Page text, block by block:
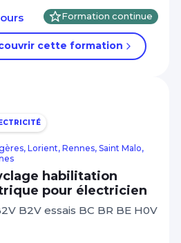
Formation continue
cette formation
Lorient, Rennes, Saint Malo,
habilitation
pour électricien
B2V essais BC BR BE H0V